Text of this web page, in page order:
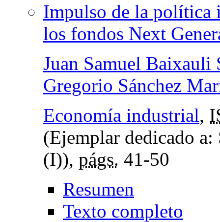
Impulso de la política
los fondos Next
Juan Samuel Baixauli
Gregorio Sánchez
Economía industrial,
(Ejemplar dedicado a:
(I)), págs. 41-50
Resumen
Texto completo